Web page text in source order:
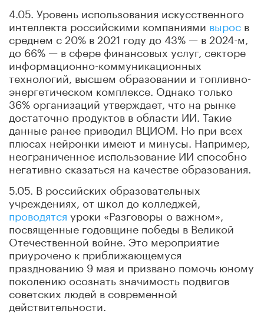
4.05. Уровень использования искусственного
интеллекта российскими компаниями вырос в
среднем с 20% в 2021 году до 43% — в 2024-м,
до 66% — в сфере финансовых услуг, секторе
информационно-коммуникационных
технологий, высшем образовании и топливно-
энергетическом комплексе. Однако только
36% организаций утверждает, что на рынке
достаточно продуктов в области ИИ. Такие
данные ранее приводил ВЦИОМ. Но при всех
плюсах нейронки имеют и минусы. Например,
неограниченное использование ИИ способно
негативно сказаться на качестве образования.
5.05. В российских образовательных
учреждениях, от школ до колледжей,
проводятся уроки «Разговоры о важном»,
посвященные годовщине победы в Великой
Отечественной войне. Это мероприятие
приурочено к приближающемуся
празднованию 9 мая и призвано помочь юному
поколению осознать значимость подвигов
советских людей в современной
действительности.